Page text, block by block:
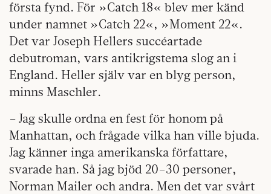
första fynd. För »Catch 18« blev mer känd
under namnet »Catch 22«, »Moment 22«.
Det var Joseph Hellers succéartade
debutroman, vars antikrigstema slog an i
England. Heller själv var en blyg person,
minns Maschler.
– Jag skulle ordna en fest för honom på
Manhattan, och frågade vilka han ville bjuda.
Jag känner inga amerikanska författare,
svarade han. Så jag bjöd 20–30 personer,
Norman Mailer och andra. Men det var svårt